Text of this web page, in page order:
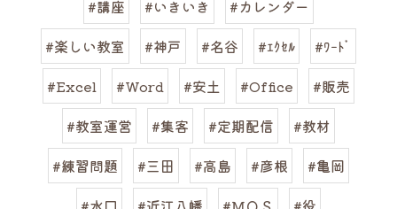
#講座
#いきいき
#カレンダー
#楽しい教室
#神戸 #名谷 #ｴｸｾﾙ
#ﾜｰﾄﾞ
#Excel
#Word #安土 #Office
#販売
#教室運営
#集客 #定期配信
#教材
#練習問題
#三田 #高島 #彦根
#亀岡